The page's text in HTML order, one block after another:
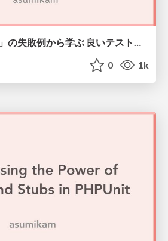
0 1k